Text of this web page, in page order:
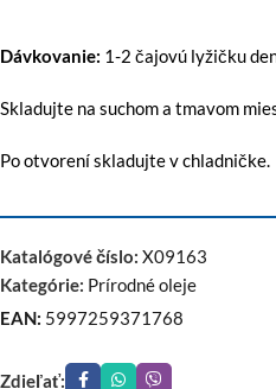
Dávkovanie: 1-2 čajovú lyžičku
Skladujte na suchom a tmavom
Po otvorení skladujte v chladničke.
Katalógové číslo: X09163
Kategórie: Prírodné oleje
EAN: 5997259371768
Zdieľať: